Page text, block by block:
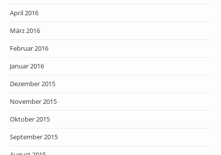
April 2016
März 2016
Februar 2016
Januar 2016
Dezember 2015
November 2015
Oktober 2015
September 2015